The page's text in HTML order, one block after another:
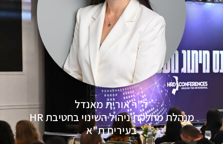
ד"ר אורית מאנדל
מנהלת מחלקת ניהול השינוי בחטיבת HR
בעירית ת"א